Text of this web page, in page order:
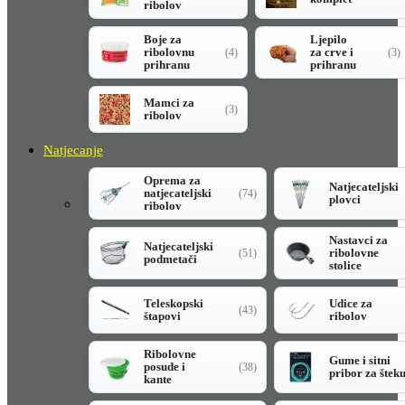
ribolov
Boje za
ribolovnu
prihranu
(4)
Ljepilo
za crve i
prihranu
(3)
Mamci za
ribolov
(3)
Natjecanje
Oprema za
natjecateljski
ribolov
(74)
Natjecateljski
plovci
Natjecateljski
podmetači
(51)
Nastavci za
ribolovne
stolice
Teleskopski
štapovi
(43)
Udice za
ribolov
Ribolovne
posude i
kante
(38)
Gume i sitni
pribor za šteku